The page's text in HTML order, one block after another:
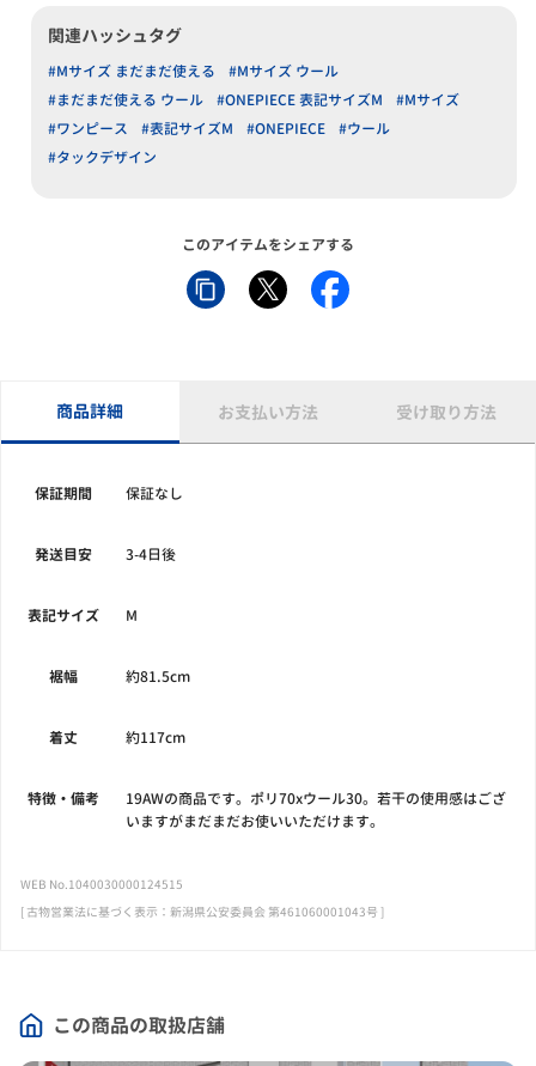
関連ハッシュタグ
#Mサイズ まだまだ使える
#Mサイズ ウール
#まだまだ使える ウール
#ONEPIECE 表記サイズM
#Mサイズ
#ワンピース
#表記サイズM #ONEPIECE
#ウール
#タックデザイン
このアイテムをシェアする
この商品の取扱店舗
商品詳細 お支払い方法 受け取り方法
保証期間 保証なし
発送目安 3-4日後
表記サイズ M
裾幅 約81.5cm
着丈 約117cm
特徴・備考
19AWの商品です。ポリ70xウール30。若干の使用感はござ
いますがまだまだお使いいただけます。
WEB No.1040030000124515
[ 古物営業法に基づく表示：新潟県公安委員会 第461060001043号 ]